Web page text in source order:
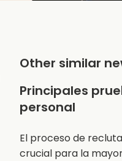
Other similar
Principales
personal
El proceso de
crucial para la